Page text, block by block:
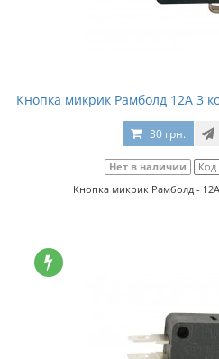
Кнопка микрик Рамболд 12A 3
30 грн.
Нет в наличии Код
Кнопка микрик Рамболд -